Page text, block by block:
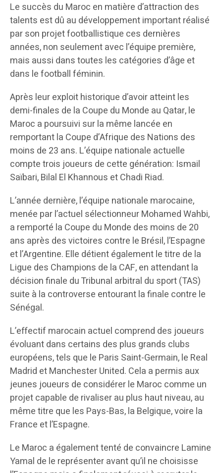
Le succès du Maroc en matière d’attraction des
talents est dû au développement important réalisé
par son projet footballistique ces dernières
années, non seulement avec l’équipe première,
mais aussi dans toutes les catégories d’âge et
dans le football féminin.
Après leur exploit historique d’avoir atteint les
demi-finales de la Coupe du Monde au Qatar, le
Maroc a poursuivi sur la même lancée en
remportant la Coupe d’Afrique des Nations des
moins de 23 ans. L’équipe nationale actuelle
compte trois joueurs de cette génération: Ismail
Saïbari, Bilal El Khannous et Chadi Riad.
L’année dernière, l’équipe nationale marocaine,
menée par l’actuel sélectionneur Mohamed Wahbi,
a remporté la Coupe du Monde des moins de 20
ans après des victoires contre le Brésil, l’Espagne
et l’Argentine. Elle détient également le titre de la
Ligue des Champions de la CAF, en attendant la
décision finale du Tribunal arbitral du sport (TAS)
suite à la controverse entourant la finale contre le
Sénégal.
L’effectif marocain actuel comprend des joueurs
évoluant dans certains des plus grands clubs
européens, tels que le Paris Saint-Germain, le Real
Madrid et Manchester United. Cela a permis aux
jeunes joueurs de considérer le Maroc comme un
projet capable de rivaliser au plus haut niveau, au
même titre que les Pays-Bas, la Belgique, voire la
France et l’Espagne.
Le Maroc a également tenté de convaincre Lamine
Yamal de le représenter avant qu’il ne choisisse